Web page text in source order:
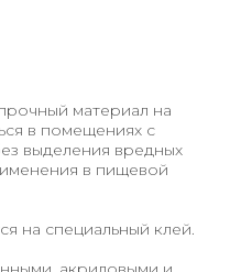
материал на
в помещениях с
выделения вредных
в пищевой
на специальный клей.